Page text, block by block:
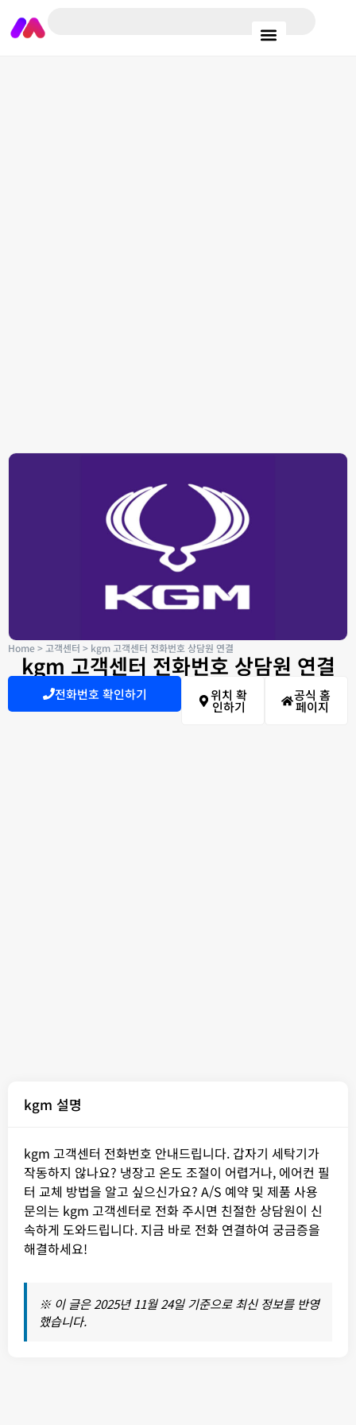
Home>고객센터 > kgm 고객센터 전화번호 상담원 연결
kgm 고객센터 전화번호 상담원 연결
전화번호 확인하기 위치 확
인하기
공식 홈
페이지
kgm 설명
kgm 고객센터 전화번호 안내드립니다. 갑자기 세탁기가
작동하지 않나요? 냉장고 온도 조절이 어렵거나, 에어컨 필
터 교체 방법을 알고 싶으신가요? A/S 예약 및 제품 사용
문의는 kgm 고객센터로 전화 주시면 친절한 상담원이 신
속하게 도와드립니다. 지금 바로 전화 연결하여 궁금증을
해결하세요!
※ 이 글은 2025년 11월 24일 기준으로 최신 정보를 반영
했습니다.